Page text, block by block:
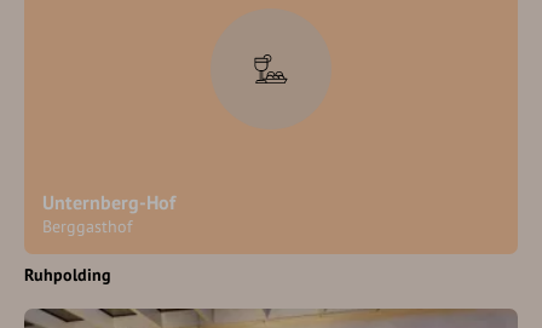
Unternberg-Hof
Berggasthof
Ruhpolding